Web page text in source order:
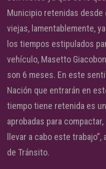
Municipio retenidas desde
viejas, lamentablemente,
los tiempos estipulados
vehículo, Masetto
son 6 meses. En este
Nación que entrarán en
tiempo tiene retenida es
aprobadas para
llevar a cabo este
de Tránsito.